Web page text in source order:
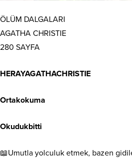
ÖLÜM DALGALARI
AGATHA CHRISTIE
280 SAYFA
HERAYAGATHACHRISTIE
Ortakokuma
Okudukbitti
📖Umutla yolculuk etmek, bazen